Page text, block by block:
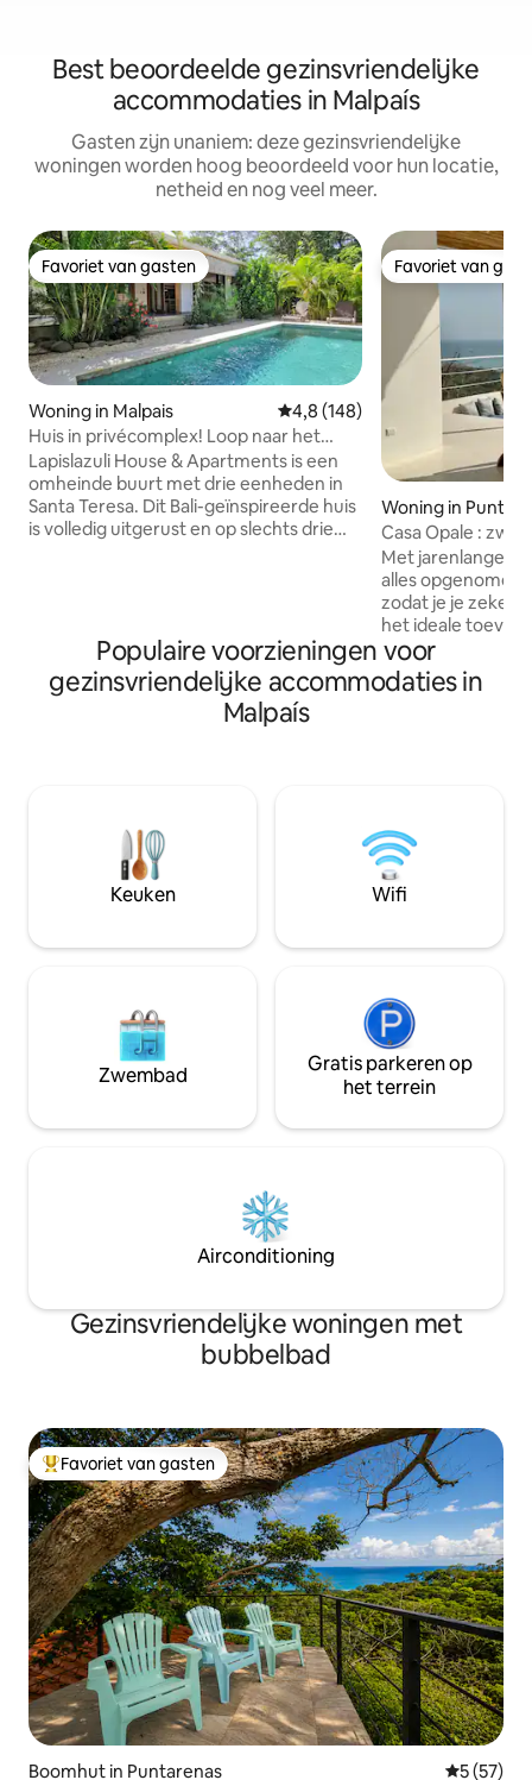
Best beoordeelde gezinsvriendelijke
accommodaties in Malpaís
Gasten zijn unaniem: deze gezinsvriendelijke
woningen worden hoog beoordeeld voor hun locatie,
netheid en nog veel meer.
Favoriet van gasten
Favoriet van gasten
Woning in Malpais Gemiddelde beoordeling van
4,8 (148)
Huis in privécomplex! Loop naar het
strand. AC-WiFi
Lapislazuli House & Apartments is een
omheinde buurt met drie eenheden in
Santa Teresa. Dit Bali-geïnspireerde huis
is volledig uitgerust en op slechts drie
en dicht bij Santa Teresa Downtown, is
dit de ideale plek voor een rustige
ontsnapping. Geniet van een stijlvol en
comfortabel toevluchtsoord met
gemakkelijke toegang tot alle
Favoriet van
Favoriet van
Woning in
Casa Opale :
oceaan
Met jarenlange
alles opgenomen
zodat je je zeker
het ideale
Casa Opale Casa Opale combineert
comfort met
diensten,
☞ Privézwembad
Op slechts 5–6
Street ☞
Populaire voorzieningen voor
gezinsvriendelijke accommodaties in
Malpaís
Keuken Wifi
Zwembad
Gratis parkeren op
het terrein
Airconditioning
Gezinsvriendelijke woningen met
bubbelbad
Topfavoriet van gasten
Favoriet van gasten
Boomhut in Puntarenas 5 (57)